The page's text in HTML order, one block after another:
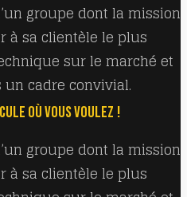
groupe dont la mission
à sa clientèle le plus
sur le marché et
un cadre convivial.
OÙ VOUS VOULEZ !
groupe dont la mission
à sa clientèle le plus